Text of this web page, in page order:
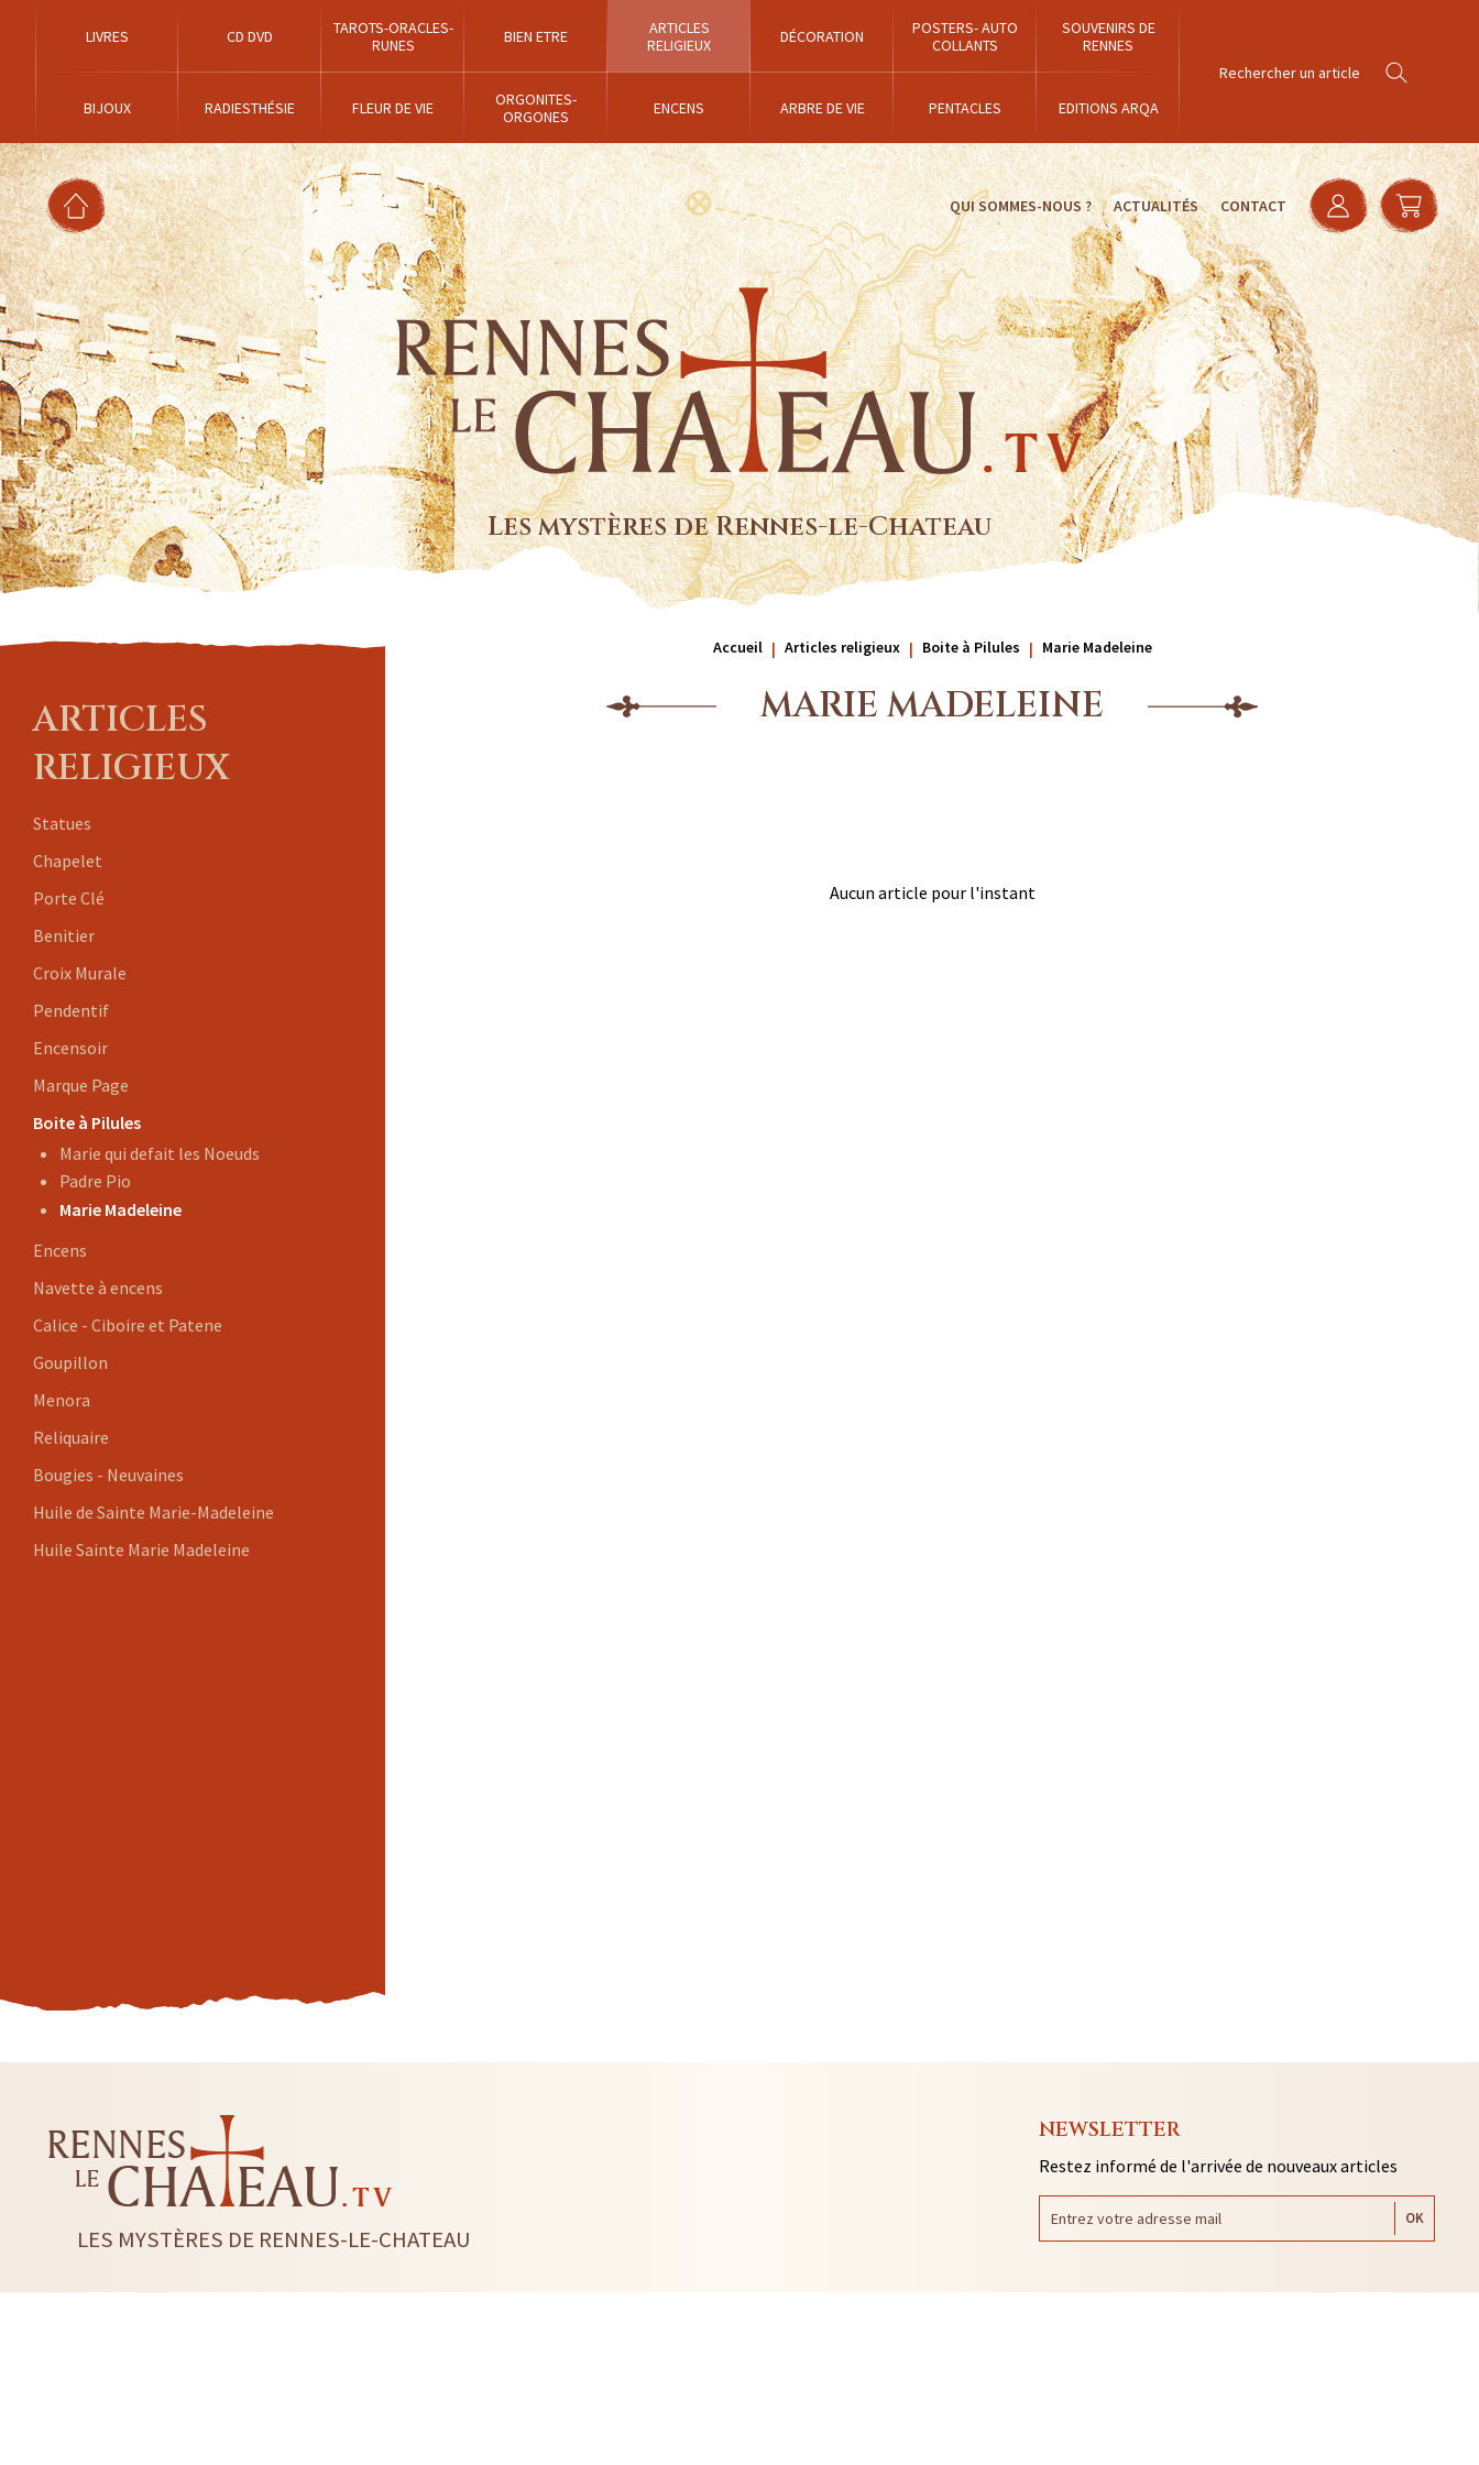
LIVRES CD DVD
TAROTS-ORACLES-
RUNES
BIEN ETRE
ARTICLES
RELIGIEUX
DÉCORATION
POSTERS- AUTO
COLLANTS
SOUVENIRS DE
RENNES
BIJOUX RADIESTHÉSIE FLEUR DE VIE
ORGONITES-
ORGONES
ENCENS ARBRE DE VIE PENTACLES EDITIONS ARQA
QUI SOMMES-NOUS ? ACTUALITÉS CONTACT
Les mystères de Rennes-le-Chateau
ARTICLES
RELIGIEUX
Statues
Chapelet
Porte Clé
Benitier
Croix Murale
Pendentif
Encensoir
Marque Page
Boite à Pilules
Marie qui defait les Noeuds
Padre Pio
Marie Madeleine
Encens
Navette à encens
Calice - Ciboire et Patene
Goupillon
Menora
Reliquaire
Bougies - Neuvaines
Huile de Sainte Marie-Madeleine
Huile Sainte Marie Madeleine
Accueil Articles religieux Boite à Pilules Marie Madeleine
MARIE MADELEINE
Aucun article pour l'instant
LES MYSTÈRES DE RENNES-LE-CHATEAU
NEWSLETTER
Restez informé de l'arrivée de nouveaux articles